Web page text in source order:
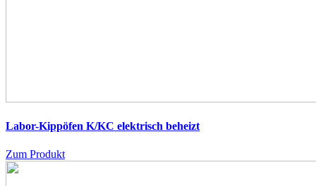
Labor-Kippöfen K/KC elektrisch beheizt
Zum Produkt